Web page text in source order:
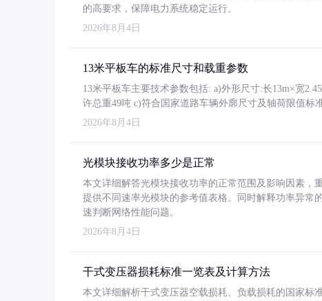
的高要求，保障电力系统稳定运行。
2026年8月4日
13米平板车的标准尺寸和载重参数
13米平板车主要技术参数包括: a)外形尺寸:长13m×宽
许总重49吨 c)符合国家道路车辆外廓尺寸及轴荷限值标
2026年8月4日
光模块接收功率多少是正常
本文详细解答光模块接收功率的正常范围及影响因素，
提供不同速率光模块的参考值表格。同时解释功率异常
速判断网络性能问题。
2026年8月4日
干式变压器损耗标准一览表及计算方法
本文详细解析干式变压器空载损耗、负载损耗的国家标